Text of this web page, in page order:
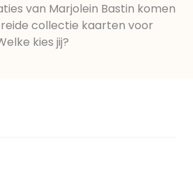
van Marjolein Bastin komen
collectie kaarten voor
kies jij?